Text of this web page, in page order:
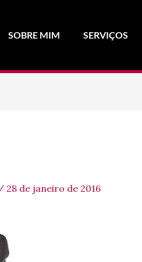
SOBRE MIM SERVIÇOS
/ 28 de janeiro de 2016